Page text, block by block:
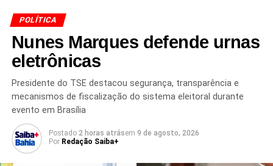
JERÔNIMO RODRIGUES
POLÍTICA BAIANA
PRÓXIMO
Derrota de Elmar no TCU repercute na Bahia
NÃO PERCA
Governo reduz jornada de terceirizados federais
POLÍTICA
Nunes Marques defende urnas
eletrônicas
Presidente do TSE destacou segurança, transparência e
mecanismos de fiscalização do sistema eleitoral durante
evento em Brasília
Postado 2 horas atrásem 9 de agosto, 2026
Por Redação Saiba+